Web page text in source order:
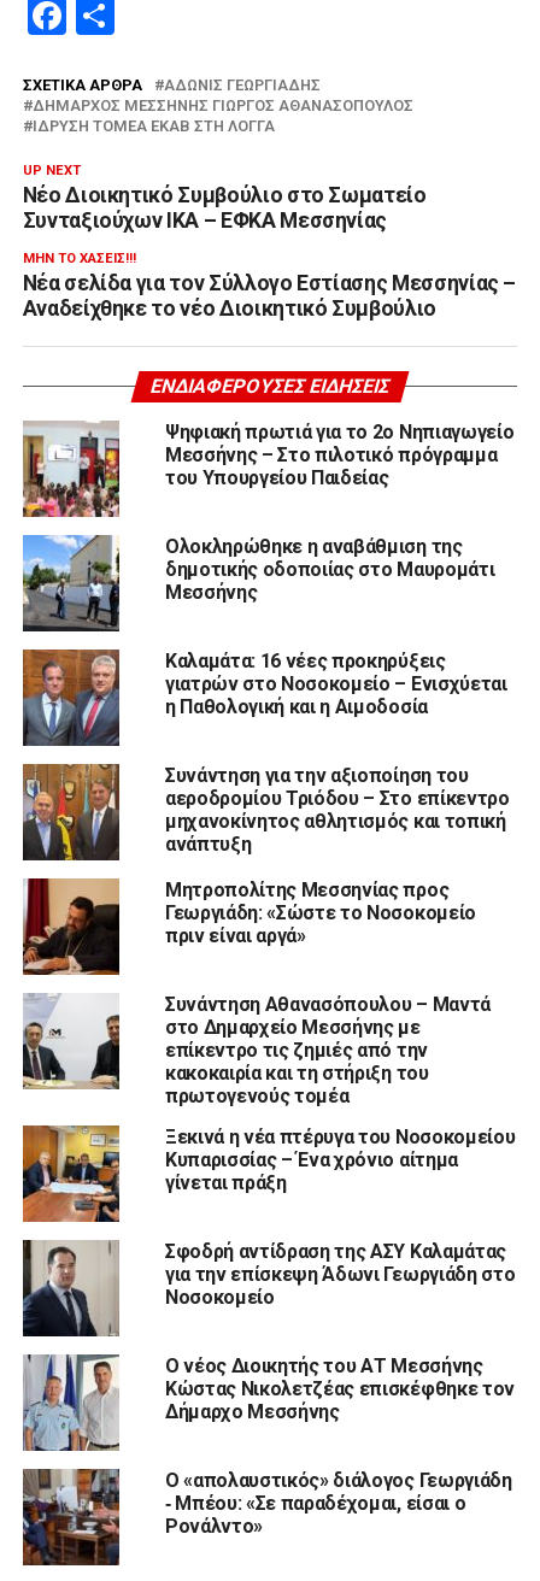
Facebook
ΣΧΕΤΙΚΆ ΆΡΘΡΑ
ΑΔΩΝΙΣ ΓΕΩΡΓΙΆΔΗΣ
ΔΉΜΑΡΧΟΣ ΜΕΣΣΉΝΗΣ ΓΙΏΡΓΟΣ ΑΘΑΝΑΣΌΠΟΥΛΟΣ
ΊΔΡΥΣΗ ΤΟΜΈΑ ΕΚΑΒ ΣΤΗ ΛΟΓΓΆ
UP NEXT
Νέο Διοικητικό Συμβούλιο στο Σωματείο
Συνταξιούχων ΙΚΑ – ΕΦΚΑ Μεσσηνίας
ΜΗΝ ΤΟ ΧΆΣΕΙΣ!!!
Νέα σελίδα για τον Σύλλογο Εστίασης Μεσσηνίας –
Αναδείχθηκε το νέο Διοικητικό Συμβούλιο
ΕΝΔΙΑΦΈΡΟΥΣΕΣ ΕΙΔΉΣΕΙΣ
Ψηφιακή πρωτιά για το 2ο Νηπιαγωγείο
Μεσσήνης – Στο πιλοτικό πρόγραμμα
του Υπουργείου Παιδείας
Ολοκληρώθηκε η αναβάθμιση της
δημοτικής οδοποιίας στο Μαυρομάτι
Μεσσήνης
Καλαμάτα: 16 νέες προκηρύξεις
γιατρών στο Νοσοκομείο – Ενισχύεται
η Παθολογική και η Αιμοδοσία
Συνάντηση για την αξιοποίηση του
αεροδρομίου Τριόδου – Στο επίκεντρο
μηχανοκίνητος αθλητισμός και τοπική
ανάπτυξη
Μητροπολίτης Μεσσηνίας προς
Γεωργιάδη: «Σώστε το Νοσοκομείο
πριν είναι αργά»
Συνάντηση Αθανασόπουλου – Μαντά
στο Δημαρχείο Μεσσήνης με
επίκεντρο τις ζημιές από την
κακοκαιρία και τη στήριξη του
πρωτογενούς τομέα
Ξεκινά η νέα πτέρυγα του Νοσοκομείου
Κυπαρισσίας – Ένα χρόνιο αίτημα
γίνεται πράξη
Σφοδρή αντίδραση της ΑΣΥ Καλαμάτας
για την επίσκεψη Άδωνι Γεωργιάδη στο
Νοσοκομείο
Ο νέος Διοικητής του ΑΤ Μεσσήνης
Κώστας Νικολετζέας επισκέφθηκε τον
Δήμαρχο Μεσσήνης
Ο «απολαυστικός» διάλογος Γεωργιάδη
‑ Μπέου: «Σε παραδέχομαι, είσαι ο
Ρονάλντο»